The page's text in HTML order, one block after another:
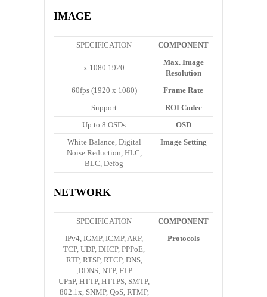
IMAGE
COMPONENT
SPECIFICATION
Max. Image
Resolution
1920 x 1080
Frame Rate
60fps (1920 x 1080)
ROI Codec
Support
OSD
Up to 8 OSDs
Image Setting
White Balance, Digital
Noise Reduction, HLC,
BLC, Defog
NETWORK
COMPONENT
SPECIFICATION
Protocols
IPv4, IGMP, ICMP, ARP,
TCP, UDP, DHCP, PPPoE,
RTP, RTSP, RTCP, DNS,
DDNS, NTP, FTP,
UPnP, HTTP, HTTPS, SMTP,
802.1x, SNMP, QoS, RTMP,